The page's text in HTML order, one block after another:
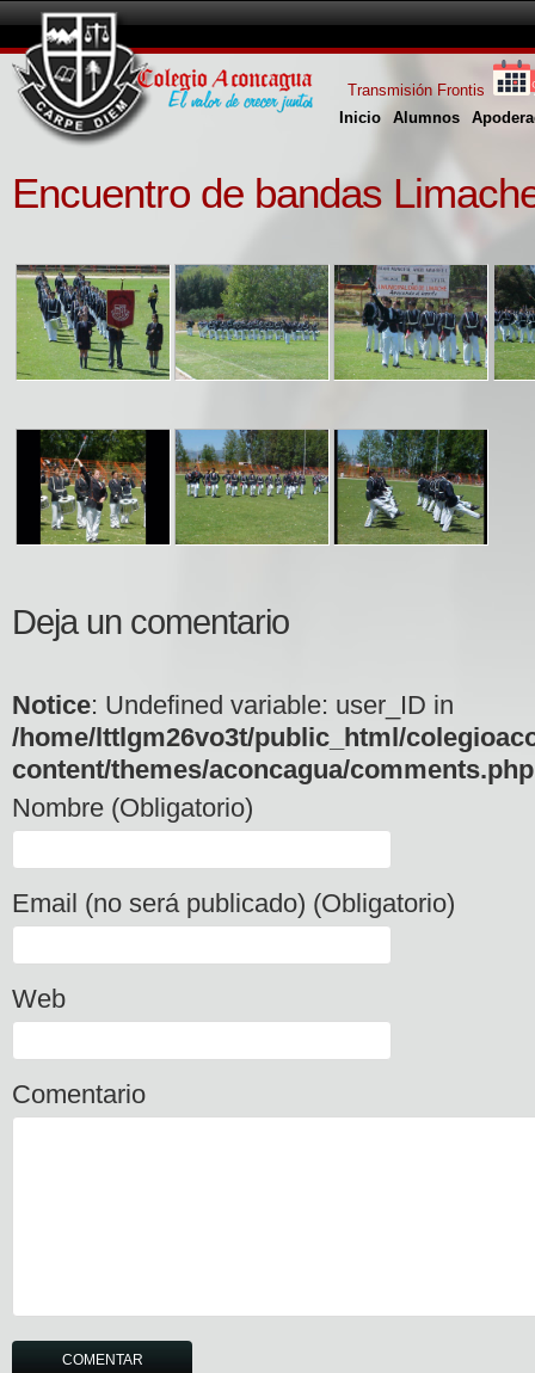
Inicio Alumnos
Transmisión Frontis
Encuentro de bandas
Deja un comentario
Notice: Undefined variable: user_ID in
/home/lttlgm26vo3t/public_html/
content/themes/aconcagua/comments.php
Nombre (Obligatorio)
Email (no será publicado) (Obligatorio)
Web
Comentario